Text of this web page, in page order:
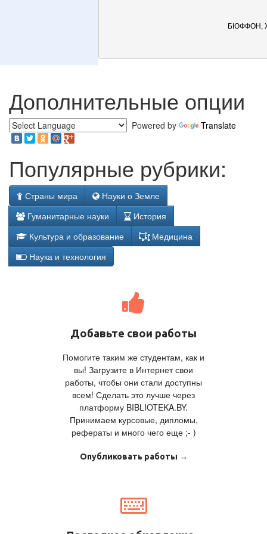
БЮФФОН,
Дополнительные опции
Powered by Translate
Популярные рубрики:
Страны мира
Науки о Земле
Гуманитарные науки
История
Культура и образование
Медицина
Наука и технология
Добавьте свои работы
Помогите таким же студентам, как и
вы! Загрузите в Интернет свои
работы, чтобы они стали доступны
всем! Сделать это лучше через
платформу BIBLIOTEKA.BY.
Принимаем курсовые, дипломы,
рефераты и много чего еще ;- )
Опубликовать работы →